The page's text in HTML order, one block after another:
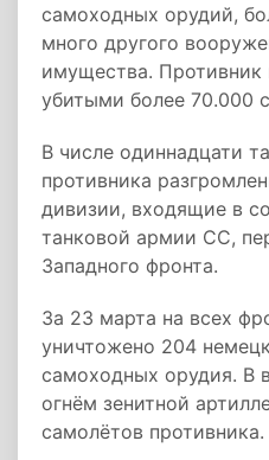
самоходных орудий,
много другого
имущества. Противник
убитыми более 70.000
В числе одиннадцати
противника
дивизии, входящие в
танковой армии СС,
Западного фронта.
За 23 марта на всех
уничтожено 204
самоходных орудия. В
огнём зенитной
самолётов противника.